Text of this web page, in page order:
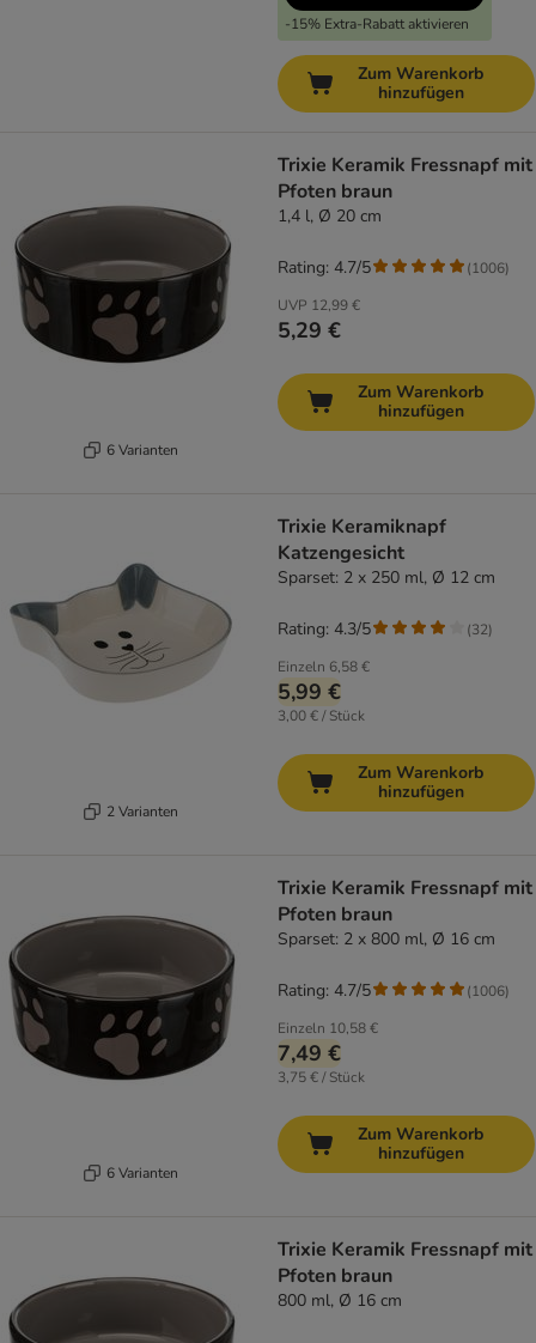
-15% Extra-Rabatt aktivieren
Zum Warenkorb
hinzufügen
6 Varianten
Trixie Keramik Fressnapf mit
Pfoten braun
1,4 l, Ø 20 cm
UVP 12,99 €
5,29 €
Rating: 4.7/5 (1006)
Zum Warenkorb
hinzufügen
2 Varianten
Trixie Keramiknapf
Katzengesicht
Sparset: 2 x 250 ml, Ø 12 cm
Einzeln 6,58 €
5,99 €
3,00 € / Stück
Rating: 4.3/5 (32)
Zum Warenkorb
hinzufügen
6 Varianten
Trixie Keramik Fressnapf mit
Pfoten braun
Sparset: 2 x 800 ml, Ø 16 cm
Einzeln 10,58 €
7,49 €
3,75 € / Stück
Rating: 4.7/5 (1006)
Zum Warenkorb
hinzufügen
Trixie Keramik Fressnapf mit
Pfoten braun
800 ml, Ø 16 cm